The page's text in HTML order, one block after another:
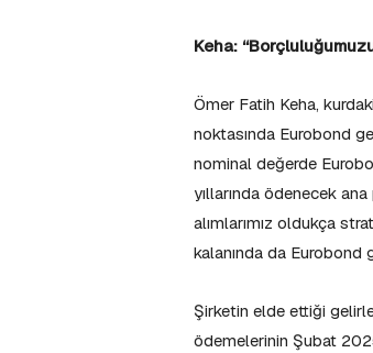
Keha:
Ömer Fatih Keha,
noktasında Eurobond
nominal değerde
yıllarında ödenecek
alımlarımız oldukça
kalanında da Eurobond
Şirketin elde ettiği
ödemelerinin Şubat